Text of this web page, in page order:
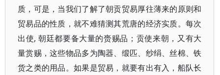
质，可是，当我们了解了朝贡贸易厚往薄来的原则和
贸易品的性质，就不难猜测其荒唐的经济实质。每次
出使, 朝廷都要备大量的赍赐品；贡使来朝，又有大
量赏赐，这些物品多为陶器、缎匹、纱绢、丝棉、铁
货之类的用品。如果是贸易，就要有出有入，船队长